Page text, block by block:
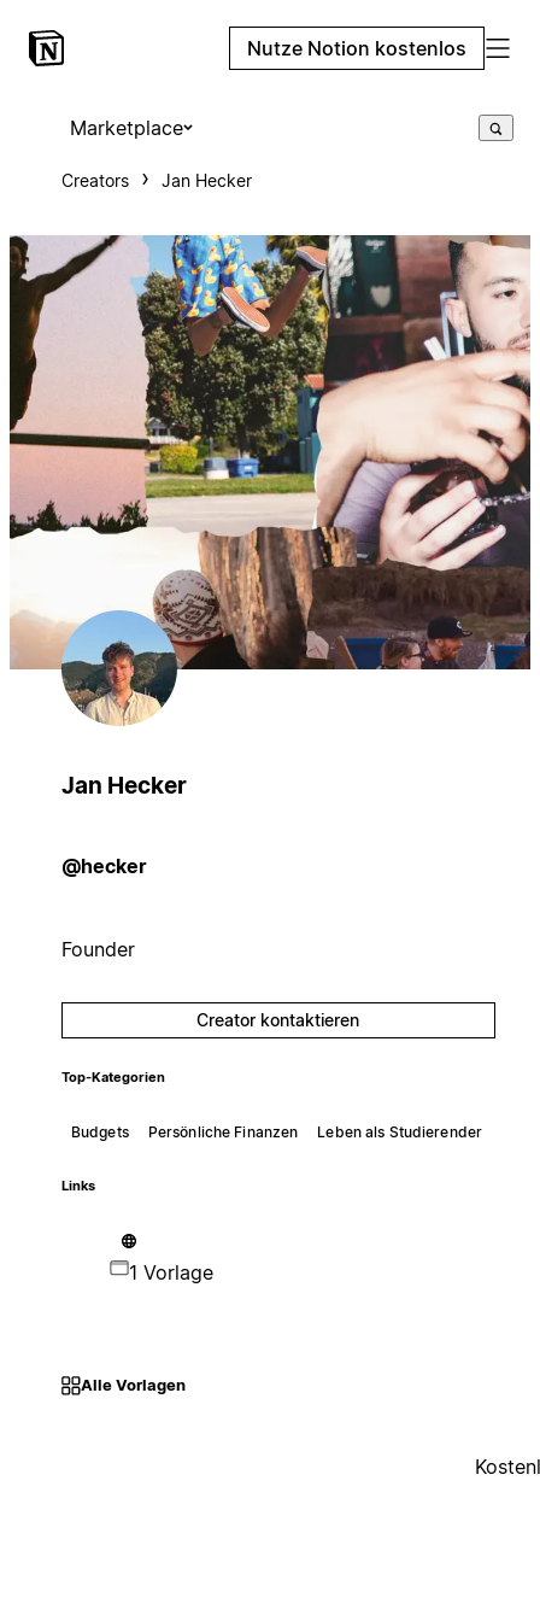
Nutze Notion kostenlos
Marketplace
Creators Jan Hecker
Jan Hecker
@hecker
Founder
Creator kontaktieren
Top-Kategorien
Budgets Persönliche Finanzen Leben als Studierender
Links
1 Vorlage
Alle Vorlagen